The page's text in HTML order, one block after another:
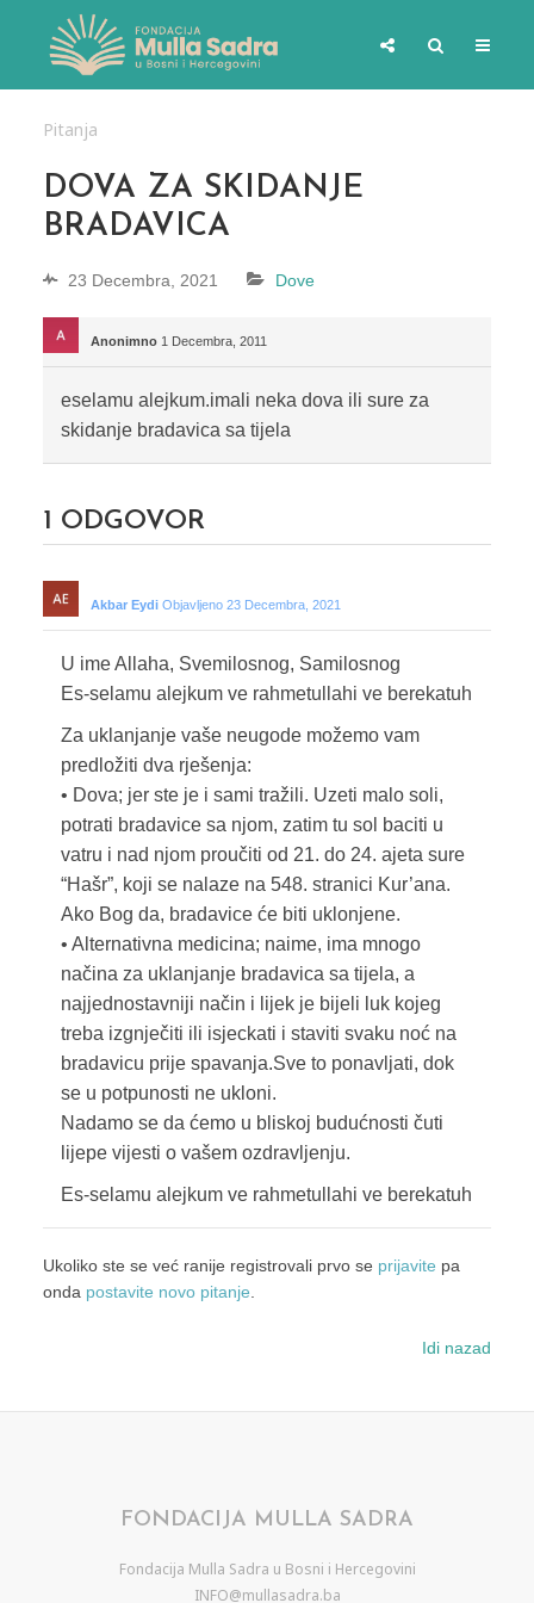
Pitanja
DOVA ZA SKIDANJE
BRADAVICA
23 Decembra, 2021 Dove
Anonimno 1 Decembra, 2011
eselamu alejkum.imali neka dova ili sure za
skidanje bradavica sa tijela
1 ODGOVOR
Akbar Eydi Objavljeno 23 Decembra, 2021
U ime Allaha, Svemilosnog, Samilosnog
Es-selamu alejkum ve rahmetullahi ve berekatuh
Za uklanjanje vaše neugode možemo vam
predložiti dva rješenja:
• Dova; jer ste je i sami tražili. Uzeti malo soli,
potrati bradavice sa njom, zatim tu sol baciti u
vatru i nad njom proučiti od 21. do 24. ajeta sure
“Hašr”, koji se nalaze na 548. stranici Kur’ana.
Ako Bog da, bradavice će biti uklonjene.
• Alternativna medicina; naime, ima mnogo
načina za uklanjanje bradavica sa tijela, a
najjednostavniji način i lijek je bijeli luk kojeg
treba izgnječiti ili isjeckati i staviti svaku noć na
bradavicu prije spavanja.Sve to ponavljati, dok
se u potpunosti ne ukloni.
Nadamo se da ćemo u bliskoj budućnosti čuti
lijepe vijesti o vašem ozdravljenju.
Es-selamu alejkum ve rahmetullahi ve berekatuh
Ukoliko ste se već ranije registrovali prvo se prijavite pa
onda postavite novo pitanje.
Idi nazad
FONDACIJA MULLA SADRA
Fondacija Mulla Sadra u Bosni i Hercegovini
INFO@mullasadra.ba